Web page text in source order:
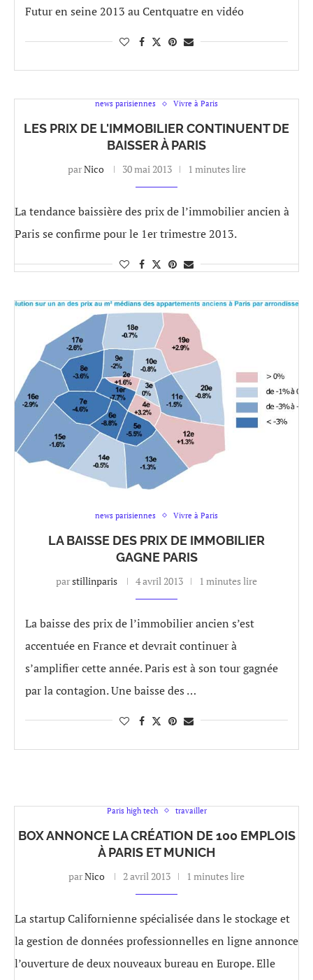
Futur en seine 2013 au Centquatre en vidéo
news parisiennes Vivre à Paris
LES PRIX DE L'IMMOBILIER CONTINUENT DE
BAISSER À PARIS
parNico 30 mai 2013 1 minutes lire
La tendance baissière des prix de l’immobilier ancien à
Paris se confirme pour le 1er trimestre 2013.
news parisiennes Vivre à Paris
LA BAISSE DES PRIX DE IMMOBILIER
GAGNE PARIS
parstillinparis 4 avril 2013 1 minutes lire
La baisse des prix de l’immobilier ancien s’est
accentuée en France et devrait continuer à
s’amplifier cette année. Paris est à son tour gagnée
par la contagion. Une baisse des …
Paris high tech travailler
BOX ANNONCE LA CRÉATION DE 100 EMPLOIS
À PARIS ET MUNICH
parNico 2 avril 2013 1 minutes lire
La startup Californienne spécialisée dans le stockage et
la gestion de données professionnelles en ligne annonce
l’ouverture de deux nouveaux bureau en Europe. Elle